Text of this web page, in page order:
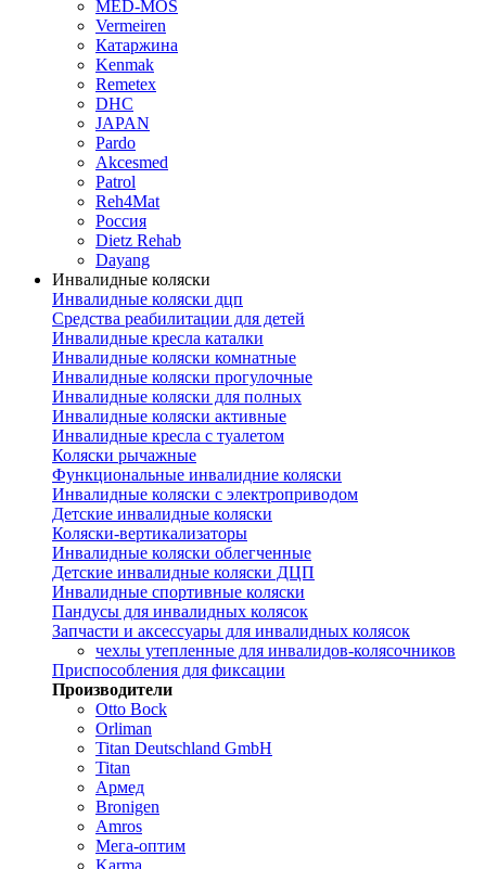
MED-MOS
Vermeiren
Катаржина
Kenmak
Remetex
DHC
JAPAN
Pardo
Akcesmed
Patrol
Reh4Mat
Россия
Dietz Rehab
Dayang
Инвалидные коляски
Инвалидные коляски дцп
Средства реабилитации для детей
Инвалидные кресла каталки
Инвалидные коляски комнатные
Инвалидные коляски прогулочные
Инвалидные коляски для полных
Инвалидные коляски активные
Инвалидные кресла с туалетом
Коляски рычажные
Функциональные инвалидние коляски
Инвалидные коляски с электроприводом
Детские инвалидные коляски
Коляски-вертикализаторы
Инвалидные коляски облегченные
Детские инвалидные коляски ДЦП
Инвалидные спортивные коляски
Пандусы для инвалидных колясок
Запчасти и аксессуары для инвалидных колясок
чехлы утепленные для инвалидов-колясочников
Приспособления для фиксации
Производители
Otto Bock
Orliman
Titan Deutschland GmbH
Titan
Армед
Bronigen
Amros
Мега-оптим
Karma